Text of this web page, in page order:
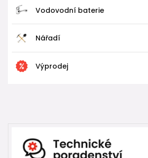
Vodovodní baterie
Nářadí
Výprodej